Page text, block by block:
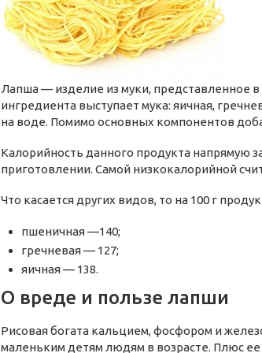
Лапша — изделие из муки, представленное в
ингредиента выступает мука: яичная,
на воде. Помимо основных компонентов
Калорийность данного продукта напрямую
приготовлении. Самой низкокалорийной
Что касается других видов, то на 100 г
пшеничная —140;
гречневая — 127;
яичная — 138.
О вреде и пользе лапши
Рисовая богата кальцием, фосфором и
маленьким детям людям в возрасте. Плюс ее